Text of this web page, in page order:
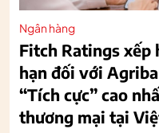
Ngân hàng
Fitch Ratings xếp
hạn đối với
“Tích cực” cao
thương mại tại